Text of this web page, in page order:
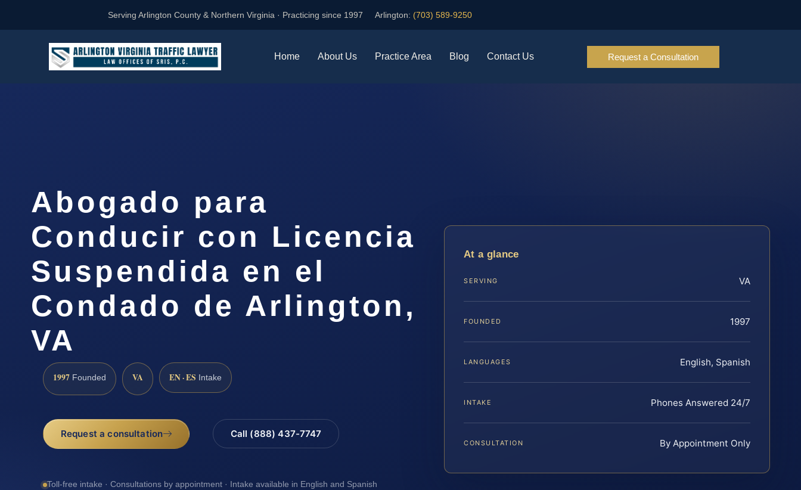
Serving Arlington County & Northern Virginia · Practicing since 1997 Arlington: (703) 589-9250
Home About Us Practice Area Blog Contact Us Request a Consultation
Abogado para
Conducir con Licencia
Suspendida en el
Condado de Arlington,
VA
1997 Founded VA EN · ES Intake
Request a consultation Call (888) 437-7747
Toll-free intake · Consultations by appointment · Intake available in English and Spanish
At a glance
SERVING VA
FOUNDED 1997
LANGUAGES English, Spanish
INTAKE Phones Answered 24/7
CONSULTATION By Appointment Only